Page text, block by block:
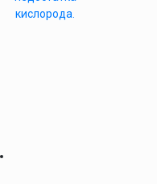
кислорода.